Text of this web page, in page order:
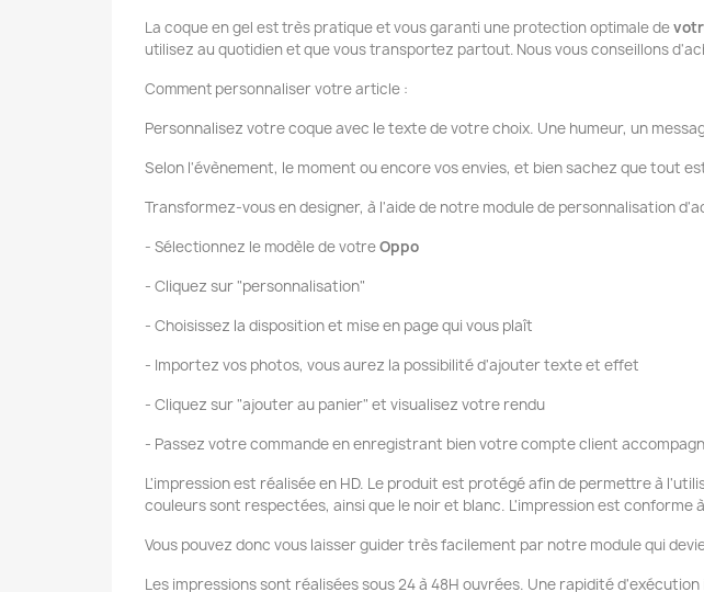
La coque en gel est très pratique et vous garanti une protection optimale de
utilisez au quotidien et que vous transportez partout. Nous vous conseillons
Comment personnaliser votre article :
Personnalisez votre coque avec le texte de votre choix. Une humeur, un
Selon l'évènement, le moment ou encore vos envies, et bien sachez que tout
Transformez-vous en designer, à l'aide de notre module de personnalisation
- Sélectionnez le modèle de votreOppo
- Cliquez sur "personnalisation"
- Choisissez la disposition et mise en page qui vous plaît
- Importez vos photos, vous aurez la possibilité d'ajouter texte et effet
- Cliquez sur "ajouter au panier" et visualisez votre rendu
- Passez votre commande en enregistrant bien votre compte client
L'impression est réalisée en HD. Le produit est protégé afin de permettre à
couleurs sont respectées, ainsi que le noir et blanc. L'impression est conforme
Vous pouvez donc vous laisser guider très facilement par notre module qui
Les impressions sont réalisées sous 24 à 48H ouvrées. Une rapidité